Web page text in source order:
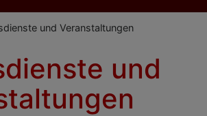
und Veranstaltungen
und